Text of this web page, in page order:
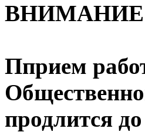
Пприем
продлится